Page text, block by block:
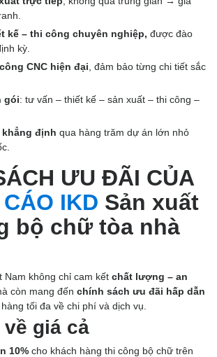
kế – thi công chuyên nghiệp, được đào
kỳ.
CNC hiện đại , đảm bảo từng chi tiết sắc
gói: tư vấn – thiết kế – sản xuất – thi công –
định qua hàng trăm dự án lớn nhỏ
ƯU ĐÃI CỦA
IKD Sản xuất
bộ chữ tòa nhà
Nam không chỉ cam kết chất lượng – an
còn mang đến chính sách ưu đãi hấp dẫn
tối đa về chi phí và dịch vụ.
giá cả
10% cho khách hàng thi công bộ chữ trên